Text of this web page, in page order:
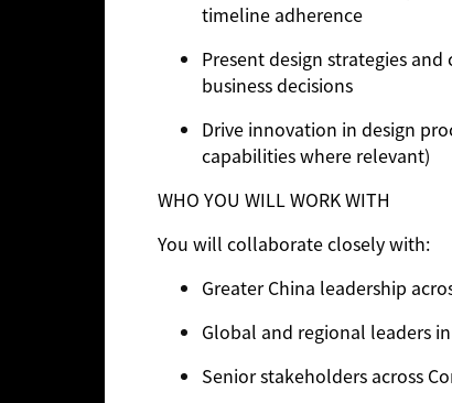
timeline adherence
Present design strategies
business decisions
Drive innovation in design
capabilities where relevant)
WHO YOU WILL WORK WITH
You will collaborate closely with:
Greater China leadership
Global and regional leaders
Senior stakeholders across